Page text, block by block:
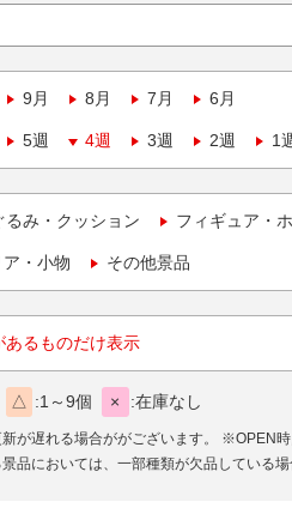
9月 8月 7月 6月
5週 4週 3週 2週 1
るみ・クッション フィギュア・
・小物 その他景品
あるものだけ表示
△ 1～9個 × 在庫なし
が遅れる場合ががございます。
※OPEN時
品においては、一部種類が欠品している場